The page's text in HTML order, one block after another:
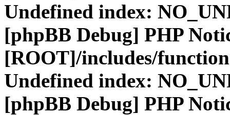
Undefined index:
[phpBB Debug] PHP
[ROOT]/includes/
Undefined index:
[phpBB Debug] PHP